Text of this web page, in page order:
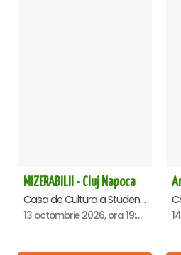
MIZERABILII - Cluj Napoca
Casa de Cultura a Studentilor Dumitru Farcas, Cluj-Napoca
13 octombrie 2026, ora 19:00